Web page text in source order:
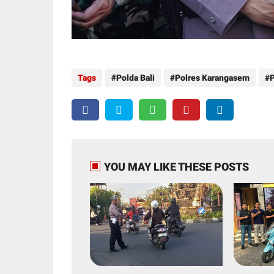
Tags Polda Bali Polres Karangasem
YOU MAY LIKE THESE POSTS